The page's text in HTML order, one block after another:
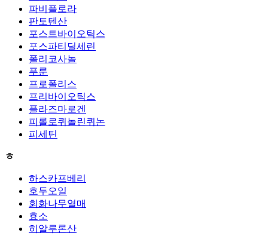
파비플로라
판토텐산
포스트바이오틱스
포스파티딜세린
폴리코사놀
푸룬
프로폴리스
프리바이오틱스
플라즈마로겐
피롤로퀴놀린퀴논
피세틴
ㅎ
하스카프베리
호두오일
회화나무열매
효소
히알루론산